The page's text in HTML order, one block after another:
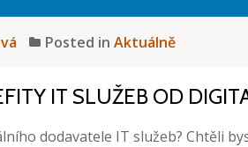
Posted in Aktuálně
IT SLUŽEB OD
dodavatele IT služeb? Chtěli